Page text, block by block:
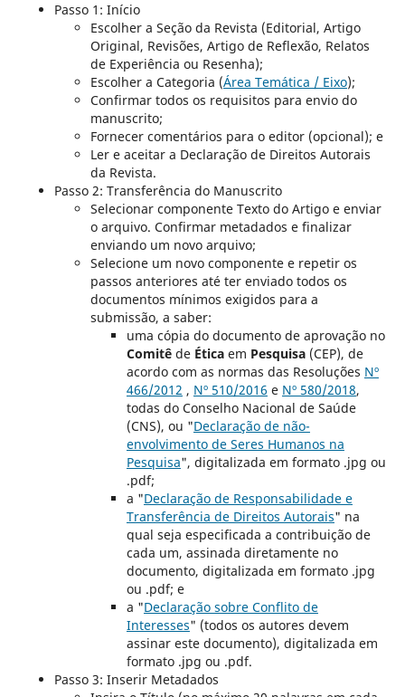
Passo 1: Início
Escolher a Seção da Revista (Editorial, Artigo
Original, Revisões, Artigo de Reflexão, Relatos
de Experiência ou Resenha);
Escolher a Categoria (Área Temática / Eixo);
Confirmar todos os requisitos para envio do
manuscrito;
Fornecer comentários para o editor (opcional); e
Ler e aceitar a Declaração de Direitos Autorais
da Revista.
Passo 2: Transferência do Manuscrito
Selecionar componente Texto do Artigo e enviar
o arquivo. Confirmar metadados e finalizar
enviando um novo arquivo;
Selecione um novo componente e repetir os
passos anteriores até ter enviado todos os
documentos mínimos exigidos para a
submissão, a saber:
uma cópia do documento de aprovação no
Comitêde Éticaem Pesquisa(CEP), de
acordo com as normas das Resoluções Nº
466/2012 , Nº 510/2016 e Nº 580/2018,
todas do Conselho Nacional de Saúde
(CNS), ou "Declaração de não-
envolvimento de Seres Humanos na
Pesquisa", digitalizada em formato .jpg ou
.pdf;
a "Declaração de Responsabilidade e
Transferência de Direitos Autorais" na
qual seja especificada a contribuição de
cada um, assinada diretamente no
documento, digitalizada em formato .jpg
ou .pdf; e
a "Declaração sobre Conflito de
Interesses" (todos os autores devem
assinar este documento), digitalizada em
formato .jpg ou .pdf.
Passo 3: Inserir Metadados